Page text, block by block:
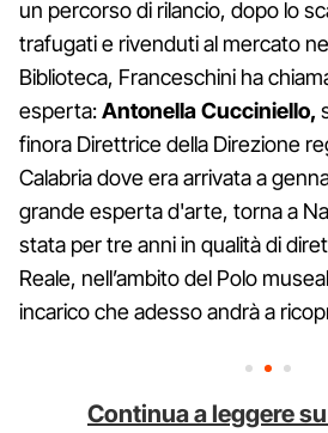
un percorso di rilancio, dopo lo
trafugati e rivenduti al mercato
Biblioteca, Franceschini ha
esperta:Antonella Cucciniello,
finora Direttrice della Direzione
Calabria dove era arrivata a
grande esperta d'arte, torna a
stata per tre anni in qualità di
Reale, nell’ambito del Polo
incarico che adesso andrà a
Continua a leggere